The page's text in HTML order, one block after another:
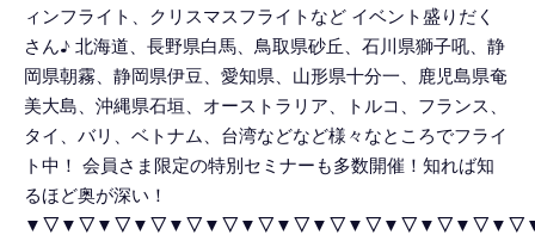
ィンフライト、クリスマスフライトなど イベント盛りだく
さん♪ 北海道、長野県白馬、鳥取県砂丘、石川県獅子吼、静
岡県朝霧、静岡県伊豆、愛知県、山形県十分一、鹿児島県奄
美大島、沖縄県石垣、オーストラリア、トルコ、フランス、
タイ、バリ、ベトナム、台湾などなど様々なところでフライ
ト中！ 会員さま限定の特別セミナーも多数開催！知れば知
るほど奥が深い！